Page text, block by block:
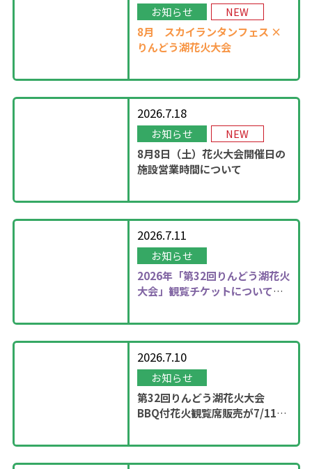
お知らせ NEW
8月 スカイランタンフェス ×
りんどう湖花火大会
2026.7.18
お知らせ NEW
8月8日（土）花火大会開催日の
施設営業時間について
2026.7.11
お知らせ
2026年 「第32回りんどう湖花火
大会」観覧チケットについて更
2026.7.10
お知らせ
第32回りんどう湖花火大会
BBQ付花火観覧席販売が7/11